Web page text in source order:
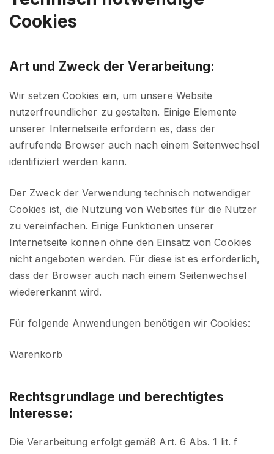
Cookies
Art und Zweck der Verarbeitung:
Wir setzen Cookies ein, um unsere Website
nutzerfreundlicher zu gestalten. Einige Elemente
unserer Internetseite erfordern es, dass der
aufrufende Browser auch nach einem Seitenwechsel
identifiziert werden kann.
Der Zweck der Verwendung technisch notwendiger
Cookies ist, die Nutzung von Websites für die Nutzer
zu vereinfachen. Einige Funktionen unserer
Internetseite können ohne den Einsatz von Cookies
nicht angeboten werden. Für diese ist es erforderlich,
dass der Browser auch nach einem Seitenwechsel
wiedererkannt wird.
Für folgende Anwendungen benötigen wir Cookies:
Warenkorb
Rechtsgrundlage und berechtigtes
Interesse:
Die Verarbeitung erfolgt gemäß Art. 6 Abs. 1 lit. f